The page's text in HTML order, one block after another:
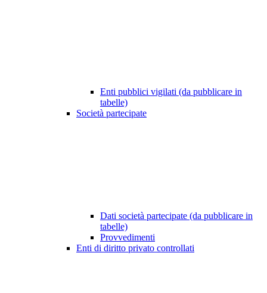
Enti pubblici vigilati (da pubblicare in
tabelle)
Società partecipate
Dati società partecipate (da pubblicare in
tabelle)
Provvedimenti
Enti di diritto privato controllati